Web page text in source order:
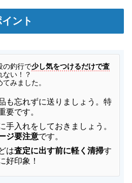
ント
の釣行で少し気をつけるだけで査
ない！？
みました。
も忘れずに送りましょう。特
要です。
手入れをしておきましょう。
ジ要注意です。
は査定に出す前に軽く清掃す
好印象！